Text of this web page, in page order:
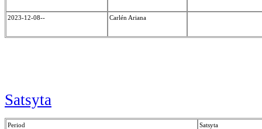
2023-12-08-- Carlén Ariana
Satsyta
Period Satsyta